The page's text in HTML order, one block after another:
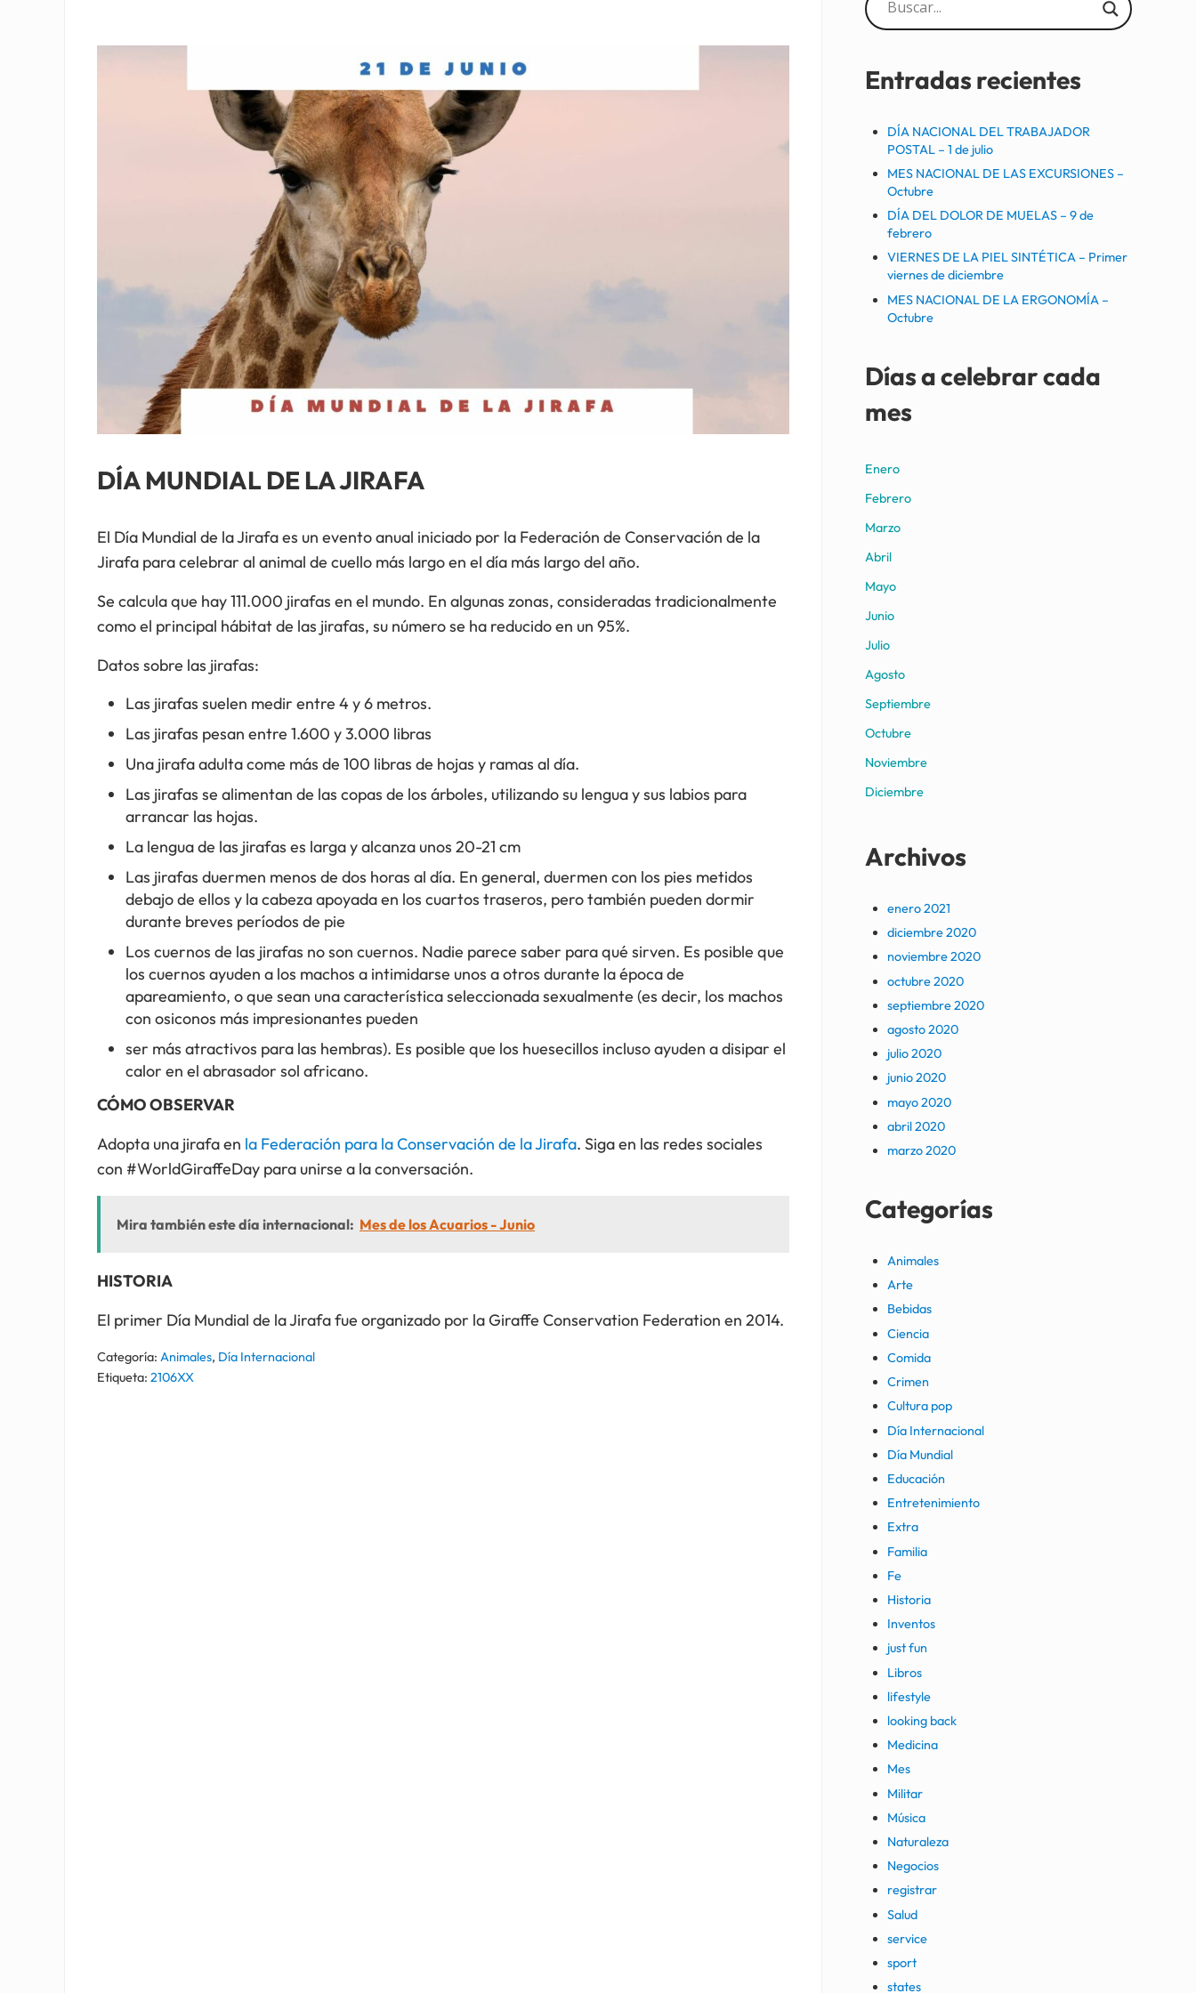
DÍA MUNDIAL DE LA JIRAFA
El Día Mundial de la Jirafa es un evento anual iniciado por la Federación de Conservación de la
Jirafa para celebrar al animal de cuello más largo en el día más largo del año.
Se calcula que hay 111.000 jirafas en el mundo. En algunas zonas, consideradas tradicionalmente
como el principal hábitat de las jirafas, su número se ha reducido en un 95%.
Datos sobre las jirafas:
Las jirafas suelen medir entre 4 y 6 metros.
Las jirafas pesan entre 1.600 y 3.000 libras
Una jirafa adulta come más de 100 libras de hojas y ramas al día.
Las jirafas se alimentan de las copas de los árboles, utilizando su lengua y sus labios para
arrancar las hojas.
La lengua de las jirafas es larga y alcanza unos 20-21 cm
Las jirafas duermen menos de dos horas al día. En general, duermen con los pies metidos
debajo de ellos y la cabeza apoyada en los cuartos traseros, pero también pueden dormir
durante breves períodos de pie
Los cuernos de las jirafas no son cuernos. Nadie parece saber para qué sirven. Es posible que
los cuernos ayuden a los machos a intimidarse unos a otros durante la época de
apareamiento, o que sean una característica seleccionada sexualmente (es decir, los machos
con osiconos más impresionantes pueden
ser más atractivos para las hembras). Es posible que los huesecillos incluso ayuden a disipar el
calor en el abrasador sol africano.
CÓMO OBSERVAR
Adopta una jirafa en la Federación para la Conservación de la Jirafa. Siga en las redes sociales
con #WorldGiraffeDay para unirse a la conversación.
Mira también este día internacional: Mes de los Acuarios - Junio
HISTORIA
El primer Día Mundial de la Jirafa fue organizado por la Giraffe Conservation Federation en 2014.
Categoría:Animales, Día Internacional
Etiqueta:2106XX
Sidebar
Entradas recientes
DÍA NACIONAL DEL TRABAJADOR
POSTAL – 1 de julio
MES NACIONAL DE LAS EXCURSIONES –
Octubre
DÍA DEL DOLOR DE MUELAS – 9 de
febrero
VIERNES DE LA PIEL SINTÉTICA – Primer
viernes de diciembre
MES NACIONAL DE LA ERGONOMÍA –
Octubre
Días a celebrar cada
mes
Enero
Febrero
Marzo
Abril
Mayo
Junio
Julio
Agosto
Septiembre
Octubre
Noviembre
Diciembre
Archivos
enero 2021
diciembre 2020
noviembre 2020
octubre 2020
septiembre 2020
agosto 2020
julio 2020
junio 2020
mayo 2020
abril 2020
marzo 2020
Categorías
Animales
Arte
Bebidas
Ciencia
Comida
Crimen
Cultura pop
Día Internacional
Día Mundial
Educación
Entretenimiento
Extra
Familia
Fe
Historia
Inventos
just fun
Libros
lifestyle
looking back
Medicina
Mes
Militar
Música
Naturaleza
Negocios
registrar
Salud
service
sport
states